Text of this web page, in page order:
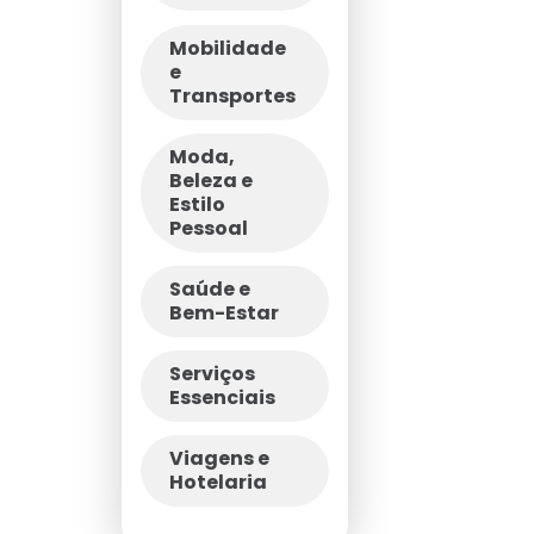
Mobilidade
e
Transportes
Moda,
Beleza e
Estilo
Pessoal
Saúde e
Bem-Estar
Serviços
Essenciais
Viagens e
Hotelaria